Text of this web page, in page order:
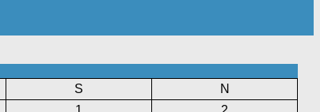
S
N